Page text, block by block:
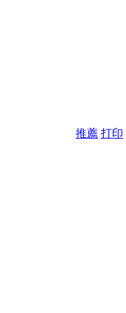
推薦 打印